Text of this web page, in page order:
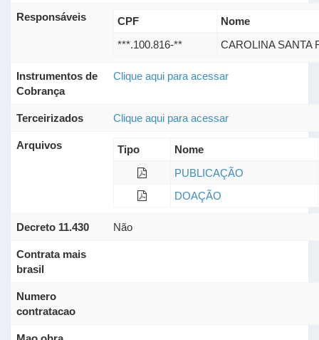
Responsáveis CPF
Nome
***.100.816-**
CAROLINA SANTA
Instrumentos de
Cobrança
Clique aqui para acessar
Terceirizados Clique aqui para acessar
Arquivos Tipo
Nome
PUBLICAÇÃO
DOAÇÃO
Decreto 11.430 Não
Contrata mais
brasil
Numero
contratacao